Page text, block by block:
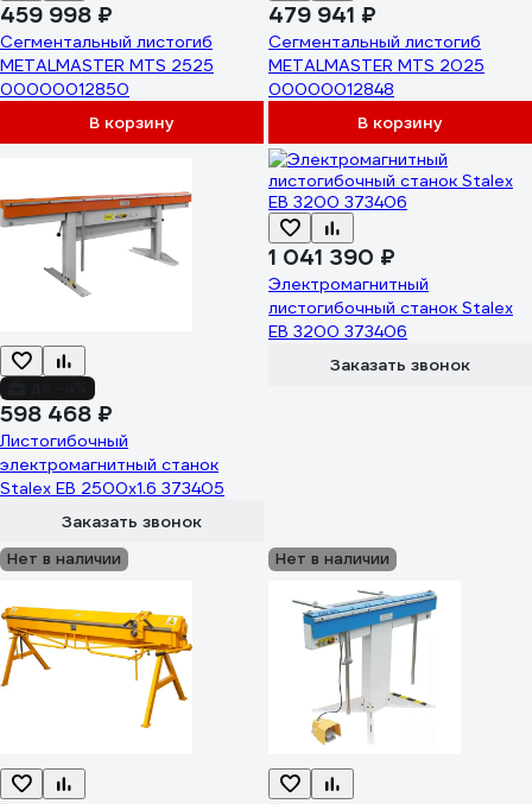
459 998 ₽
Сегментальный листогиб
METALMASTER MTS 2525
00000012850
В корзину
479 941 ₽
Сегментальный листогиб
METALMASTER MTS 2025
00000012848
В корзину
598 468 ₽
Листогибочный
электромагнитный станок
Stalex EB 2500х1.6 373405
Заказать звонок
1 041 390 ₽
Электромагнитный
листогибочный станок Stalex
EB 3200 373406
Заказать звонок
Нет в наличии Нет в наличии